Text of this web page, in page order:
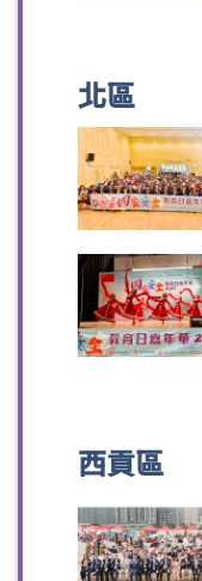
北區
西貢區
微信